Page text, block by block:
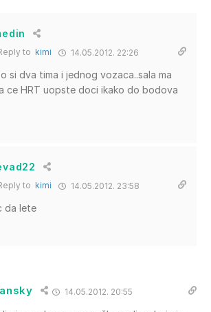
to kimi 14.05.2012. 22:26
si dva tima i jednog vozaca..sala ma
ce HRT uopste doci ikako do bodova
to kimi 14.05.2012. 23:58
da lete
14.05.2012. 20:55